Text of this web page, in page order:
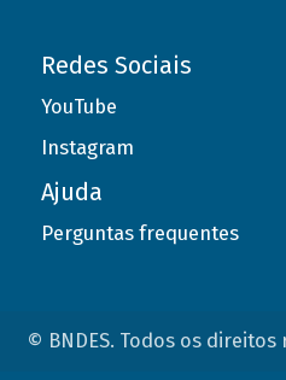
Redes Sociais
YouTube
Instagram
Ajuda
Perguntas frequentes
© BNDES. Todos os direitos